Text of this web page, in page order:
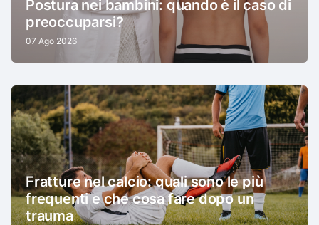
Postura nei bambini: quando è il caso di
preoccuparsi?
07 Ago 2026
Fratture nel calcio: quali sono le più
frequenti e che cosa fare dopo un
trauma